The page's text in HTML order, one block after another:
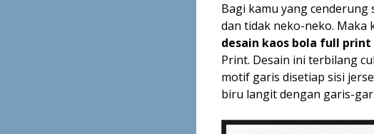
Bagi kamu yang
dan tidak neko-neko. Maka
desain kaos bola full
Print. Desain ini terbilang
motif garis disetiap sisi
biru langit dengan garis-